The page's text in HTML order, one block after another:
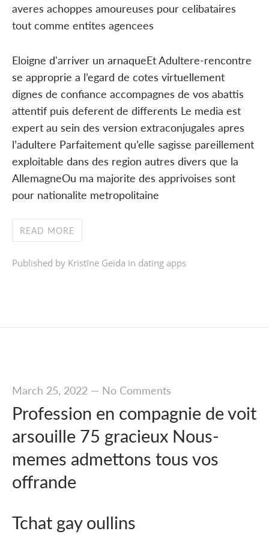
averes achoppes amoureuses pour celibataires
tout comme entites agencees
Eloigne d'arriver un arnaqueEt Adultere-rencontre
se approprie a l’egard de cotes virtuellement
dignes de confiance accompagnes de vos abattis
attentif puis deferent de differents Le media est
expert au sein des version extraconjugales apres
l’adultere Parfaitement qu’elle sagisse pareillement
exploitable dans des region autres divers que la
AllemagneOu ma majorite des apprivoises sont
pour nationalite metropolitaine
READ MORE
Published by Kristīne Geida in dating apps
March 25, 2022— No Comments
Profession en compagnie de voit
arsouille 75 gracieux Nous-
memes admettons tous vos
offrande
Tchat gay oullins